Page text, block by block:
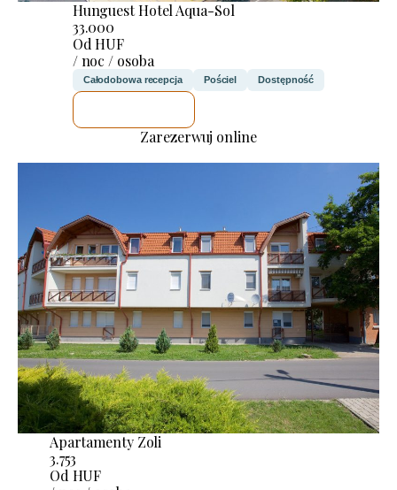
Hunguest Hotel Aqua-Sol
33.000
Od HUF
/ noc / osoba
Całodobowa recepcja Pościel Dostępność
Zarezerwuj online
Apartamenty Zoli
3.753
Od HUF